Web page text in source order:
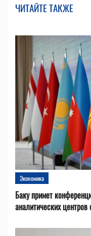
ЧИТАЙТЕ ТАКЖЕ
Экономика
Баку примет
аналитических центров